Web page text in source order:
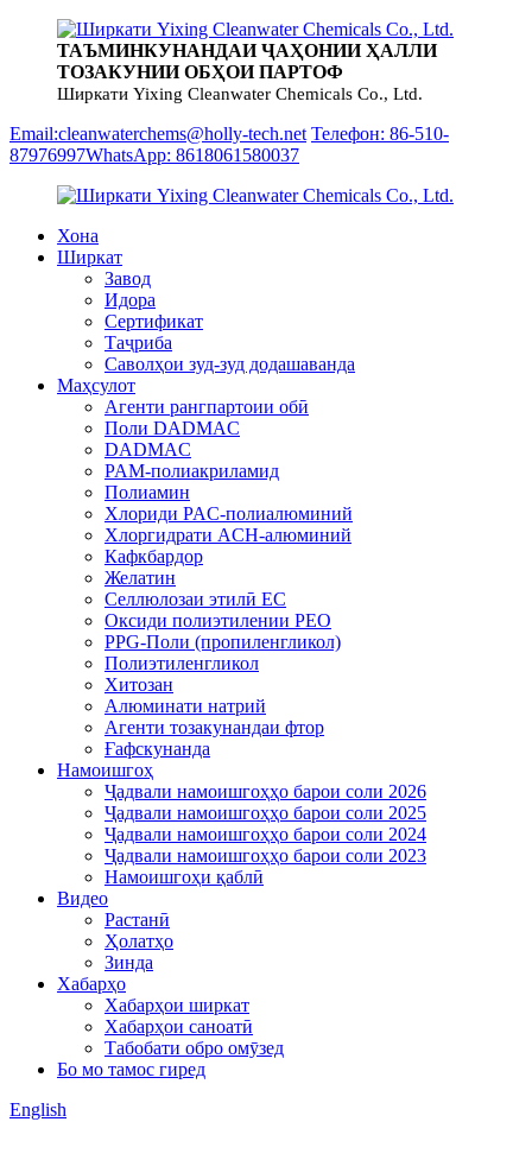
ТАЪМИНКУНАНДАИ ҶАҲОНИИ ҲАЛЛИ
ТОЗАКУНИИ ОБҲОИ ПАРТОФ
Ширкати Yixing Cleanwater Chemicals Co., Ltd.
Email:cleanwaterchems@holly-tech.net Телефон: 86-510-
87976997WhatsApp: 8618061580037
Хона
Ширкат
Завод
Идора
Сертификат
Таҷриба
Саволҳои зуд-зуд додашаванда
Маҳсулот
Агенти рангпартоии обӣ
Поли DADMAC
DADMAC
PAM-полиакриламид
Полиамин
Хлориди PAC-полиалюминий
Хлоргидрати ACH-алюминий
Кафкбардор
Желатин
Селлюлозаи этилӣ EC
Оксиди полиэтилении PEO
PPG-Поли (пропиленгликол)
Полиэтиленгликол
Хитозан
Алюминати натрий
Агенти тозакунандаи фтор
Ғафскунанда
Намоишгоҳ
Ҷадвали намоишгоҳҳо барои соли 2026
Ҷадвали намоишгоҳҳо барои соли 2025
Ҷадвали намоишгоҳҳо барои соли 2024
Ҷадвали намоишгоҳҳо барои соли 2023
Намоишгоҳи қаблӣ
Видео
Растанӣ
Ҳолатҳо
Зинда
Хабарҳо
Хабарҳои ширкат
Хабарҳои саноатӣ
Табобати обро омӯзед
Бо мо тамос гиред
English